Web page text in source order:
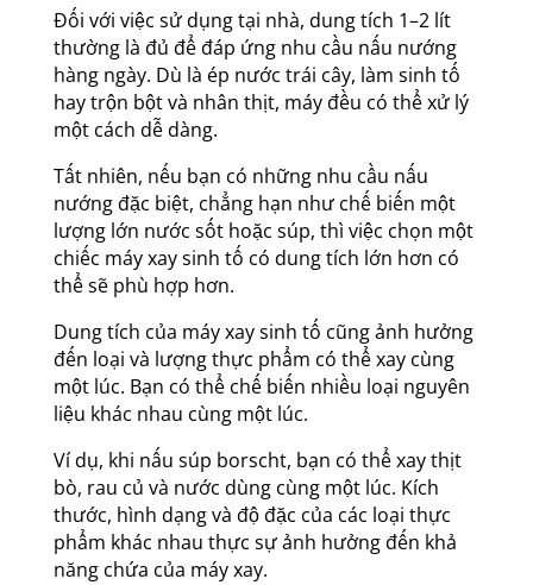
Đối với việc sử dụng tại nhà, dung tích 1–2 lít
thường là đủ để đáp ứng nhu cầu nấu nướng
hàng ngày. Dù là ép nước trái cây, làm sinh tố
hay trộn bột và nhân thịt, máy đều có thể xử lý
một cách dễ dàng.
Tất nhiên, nếu bạn có những nhu cầu nấu
nướng đặc biệt, chẳng hạn như chế biến một
lượng lớn nước sốt hoặc súp, thì việc chọn một
chiếc máy xay sinh tố có dung tích lớn hơn có
thể sẽ phù hợp hơn.
Dung tích của máy xay sinh tố cũng ảnh hưởng
đến loại và lượng thực phẩm có thể xay cùng
một lúc. Bạn có thể chế biến nhiều loại nguyên
liệu khác nhau cùng một lúc.
Ví dụ, khi nấu súp borscht, bạn có thể xay thịt
bò, rau củ và nước dùng cùng một lúc. Kích
thước, hình dạng và độ đặc của các loại thực
phẩm khác nhau thực sự ảnh hưởng đến khả
năng chứa của máy xay.